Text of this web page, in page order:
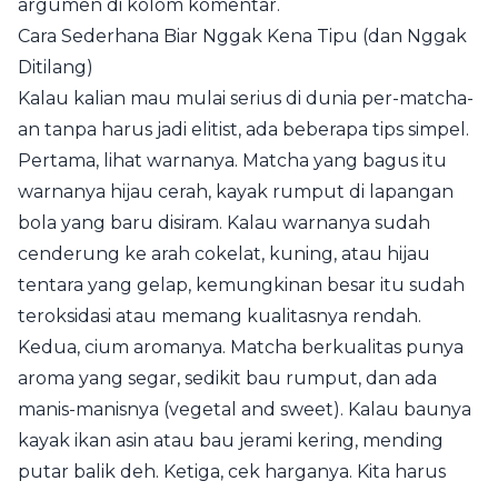
argumen di kolom komentar.
Cara Sederhana Biar Nggak Kena Tipu (dan Nggak
Ditilang)
Kalau kalian mau mulai serius di dunia per-matcha-
an tanpa harus jadi elitist, ada beberapa tips simpel.
Pertama, lihat warnanya. Matcha yang bagus itu
warnanya hijau cerah, kayak rumput di lapangan
bola yang baru disiram. Kalau warnanya sudah
cenderung ke arah cokelat, kuning, atau hijau
tentara yang gelap, kemungkinan besar itu sudah
teroksidasi atau memang kualitasnya rendah.
Kedua, cium aromanya. Matcha berkualitas punya
aroma yang segar, sedikit bau rumput, dan ada
manis-manisnya (vegetal and sweet). Kalau baunya
kayak ikan asin atau bau jerami kering, mending
putar balik deh. Ketiga, cek harganya. Kita harus